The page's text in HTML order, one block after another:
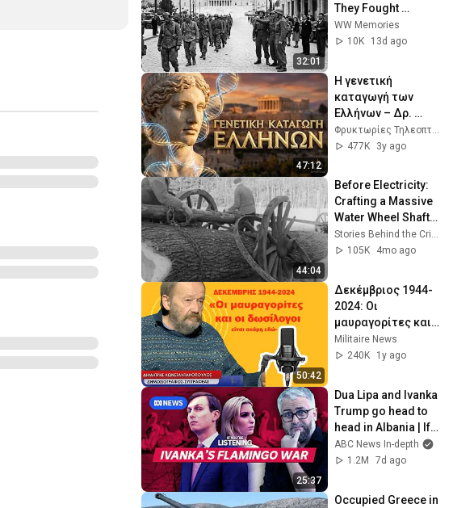
32:01
They Fought
Italians — Nobody
Expected Them to
WW Memories
10K
13d ago
47:12
Η γενετική
καταγωγή των
Ελλήνων – Δρ.
Κωνσταντίνος
Τριανταφυλλίδης
477K
3y ago
44:04
Before Electricity:
Crafting a Massive
Water Wheel Shaft
from Solid Oak
(1964)
Stories Behind the Crime
105K
4mo ago
50:42
Δεκέμβριος 1944-
2024: Οι
μαυραγορίτες και
οι δωσίλογοι είναι
ακόμη εδώ-Δημ.
ος
Militaire News
240K
1y ago
25:37
Dua Lipa and Ivanka
Trump go head to
head in Albania | If
You're Listening
ABC News In-depth
1.2M
7d ago
Occupied Greece in